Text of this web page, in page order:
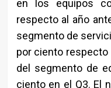
en los equipos
respecto al año
segmento de
por ciento respecto
del segmento de
ciento en el Q3. El